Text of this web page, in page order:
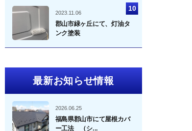
2023.11.06
郡山市緑ヶ丘にて、灯油タ
ンク塗装
最新お知らせ情報
2026.06.25
福島県郡山市にて屋根カバ
ー工法 （シ...